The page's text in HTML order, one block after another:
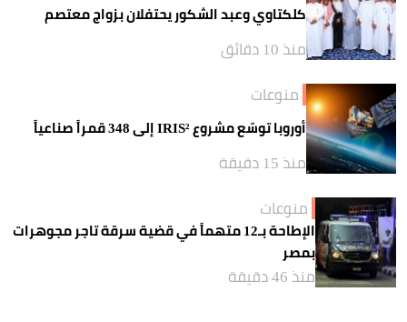
كلكتاوي وعبد الشكور يحتفلان بزواج معتصم
منذ 10 دقائق
منوعات
أوروبا توسّع مشروع IRIS² إلى 348 قمراً صناعياً
منذ 15 دقيقة
منوعات
الإطاحة بـ12 متهماً في قضية سرقة تاجر مجوهرات
بمصر
منذ 46 دقيقة